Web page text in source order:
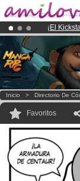
¡ El
¡Ya
Inicio > Directorio De
Favoritos